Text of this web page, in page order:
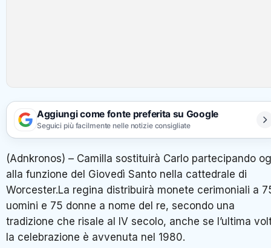
Aggiungi come fonte preferita su Google
Seguici più facilmente nelle notizie consigliate
(Adnkronos) – Camilla sostituirà Carlo partecipando
alla funzione del Giovedì Santo nella cattedrale di
Worcester.La regina distribuirà monete cerimoniali a
uomini e 75 donne a nome del re, secondo una
tradizione che risale al IV secolo, anche se l’ultima
la celebrazione è avvenuta nel 1980.